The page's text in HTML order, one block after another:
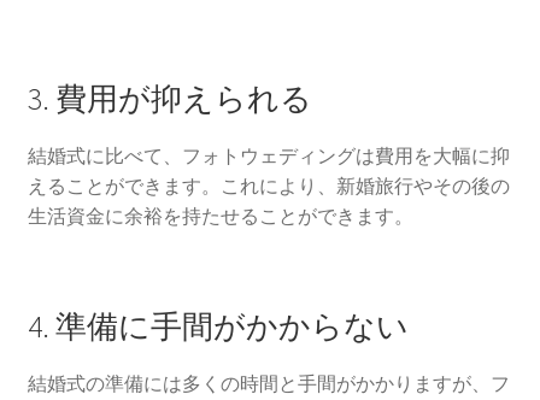
ポット12選
海外ウエディングのメリット、デメリット
3. 費用が抑えられる
結婚式に比べて、フォトウェディングは費用を大幅に抑
えることができます。これにより、新婚旅行やその後の
生活資金に余裕を持たせることができます。
4. 準備に手間がかからない
結婚式の準備には多くの時間と手間がかかりますが、フ